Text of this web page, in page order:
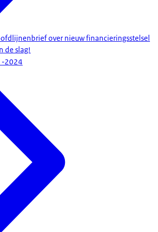
over nieuw financieringsstelsel
de slag!
2024